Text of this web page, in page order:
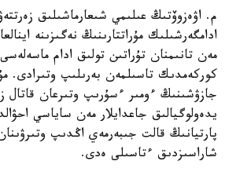
م. اۋەزوۆتىڭ عىلىمي شىعارماشىلىق
ادامگەرشىلىك مۇراتتارىنىڭ نەگىزىنە
مەن تانىمنان تۇراتىن تولىق ادام ماسەلەسى
كوركەمدىك تاسىلمەن بەرىلىپ وتىرادى.
جازۋشىنىڭ ءومىر ءسۇرىپ وتىرعان قاتال
يدەولوگيالىق جاعدايلار مەن ساياسي
پارتيانىڭ قالت جىبەرمەي اڭدىپ
شاراسىزدىق ءتاسىلى ەدى.